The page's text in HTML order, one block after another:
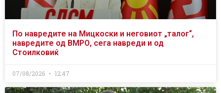
По навредите на Мицкоски и неговиот „талог“,
навредите од ВМРО, сега навреди и од
Стоилковиќ
07/08/2026 12:47